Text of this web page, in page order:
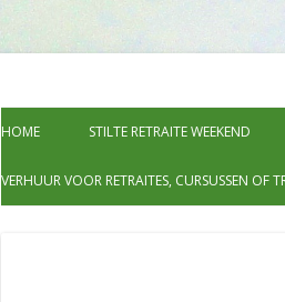
Groot leven, de
HOME STILTE RETRAITE WEEKEND
VERHUUR VOOR RETRAITES, CURSUSSEN OF